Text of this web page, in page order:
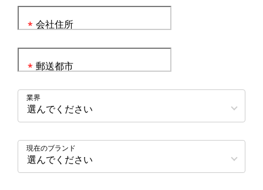
会社住所
*
郵送都市
*
業界
現在のブランド